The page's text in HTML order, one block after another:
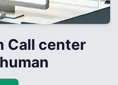
Call center